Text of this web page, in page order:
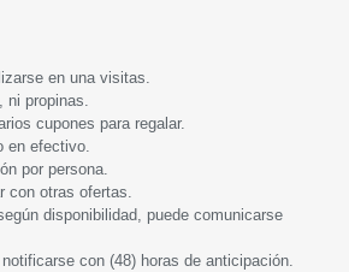
en una visitas.
propinas.
cupones para regalar.
en efectivo.
por persona.
con otras ofertas.
disponibilidad , puede comunicarse
con (48) horas de anticipación.